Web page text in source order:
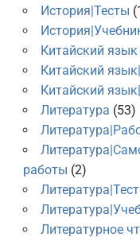
История|Тесты
Китайский язык
Китайский
Китайский
Литература (53)
работы (2)
Литературное